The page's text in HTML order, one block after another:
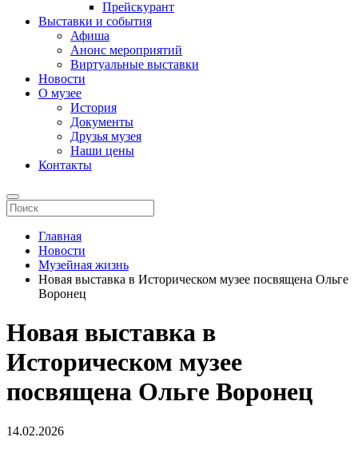
Прейскурант
Выставки и события
Афиша
Анонс мероприятий
Виртуальные выставки
Новости
О музее
История
Документы
Друзья музея
Наши цены
Контакты
Главная
Новости
Музейная жизнь
Новая выставка в Историческом музее посвящена Ольге
Воронец
Новая выставка в
Историческом музее
посвящена Ольге Воронец
14.02.2026